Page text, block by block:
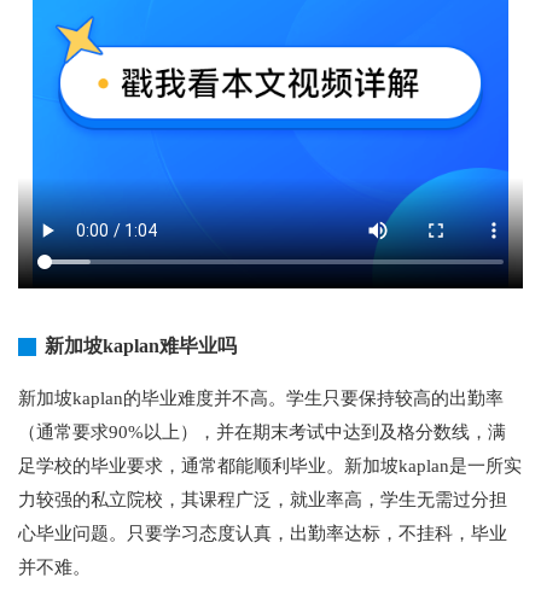
新加坡kaplan难毕业吗
新加坡kaplan的毕业难度并不高。学生只要保持较高的出勤率
（通常要求90%以上），并在期末考试中达到及格分数线，满
足学校的毕业要求，通常都能顺利毕业。新加坡kaplan是一所实
力较强的私立院校，其课程广泛，就业率高，学生无需过分担
心毕业问题。只要学习态度认真，出勤率达标，不挂科，毕业
并不难。